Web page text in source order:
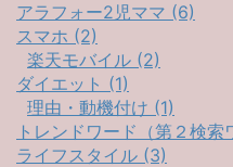
アラフォー2児ママ (6)
スマホ (2)
楽天モバイル (2)
ダイエット (1)
理由・動機付け (1)
トレンドワード（第２検索
ライフスタイル (3)